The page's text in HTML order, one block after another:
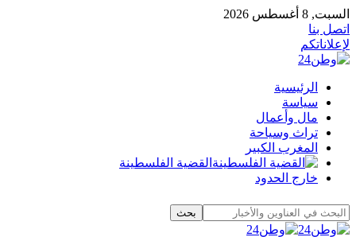
السبت, 8 أغسطس 2026
اتصل بنا
لإعلاناتكم
الرئيسية
سياسة
مال وأعمال
تراث وسياحة
المغرب الكبير
القضية الفلسطينة
خارج الحدود